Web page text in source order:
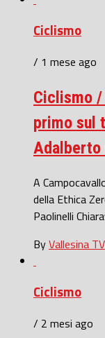
Ciclismo
/ 1 mese ago
Ciclismo
primo sul
Adalberto
A
della Ethica
Paolinelli
ByVallesina TV
Ciclismo
/ 2 mesi ago